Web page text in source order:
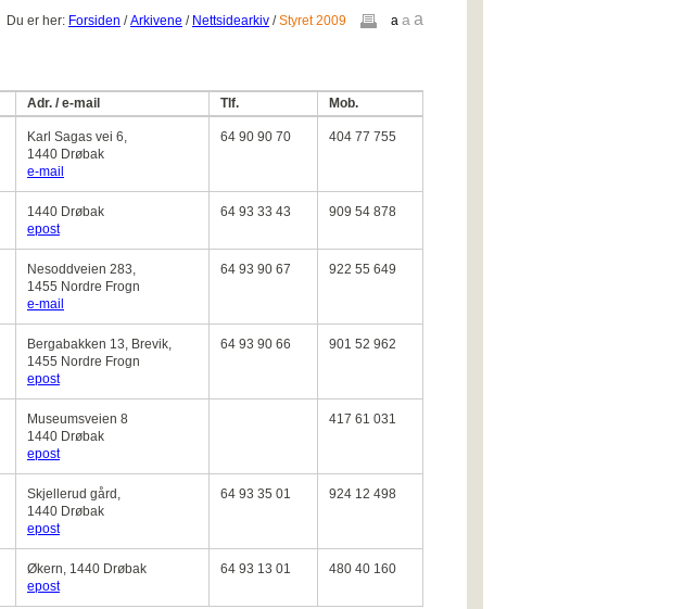
Du er her: Forsiden /Arkivene / Nettsidearkiv /Styret 2009 a a a
Adr. / e-mail Tlf. Mob.
Karl Sagas vei 6,
1440 Drøbak
e-mail
64 90 90 70 404 77 755
1440 Drøbak
epost
64 93 33 43 909 54 878
Nesoddveien 283,
1455 Nordre Frogn
e-mail
64 93 90 67 922 55 649
Bergabakken 13, Brevik,
1455 Nordre Frogn
epost
64 93 90 66 901 52 962
Museumsveien 8
1440 Drøbak
epost
417 61 031
Skjellerud gård,
1440 Drøbak
epost
64 93 35 01 924 12 498
Økern, 1440 Drøbak
epost
64 93 13 01 480 40 160